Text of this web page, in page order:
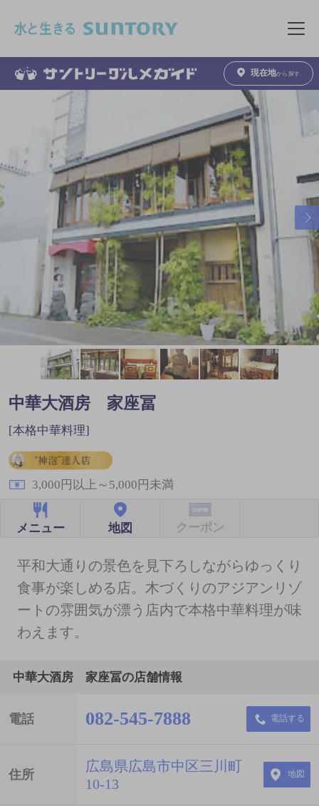
メニュ
現在地から探す
中華大酒房 家座冨
[本格中華料理]
3,000円以上～5,000円未満
メニュー 地図 クーポン
平和大通りの景色を見下ろしながらゆっくり
食事が楽しめる店。木づくりのアジアンリゾ
ートの雰囲気が漂う店内で本格中華料理が味
わえます。
中華大酒房 家座冨の店舗情報
電話 082-545-7888 電話する
住所
広島県広島市中区三川町
10-13
地図